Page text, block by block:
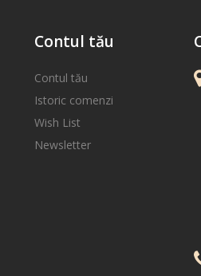
Contul tău
Contul tău
Istoric comenzi
Wish List
Newsletter